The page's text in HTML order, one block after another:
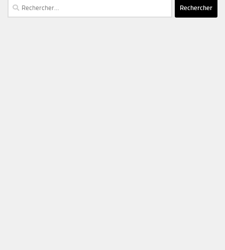
Rechercher :